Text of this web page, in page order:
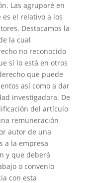
Las agruparé en
el relativo a los
Destacamos la
la cual
no reconocido
sí lo está en otros
que puede
así como a dar
investigadora. De
del artículo
remuneración
autor de una
a la empresa
y que deberá
o convenio
con esta